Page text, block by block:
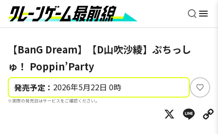
【BanG Dream】【D山吹沙綾】ぷちっし
ゅ！ Poppin’Party
発売予定： 2026年5月22日 0時
※実際の発売日はサービスをご確認ください。
い
ね
X